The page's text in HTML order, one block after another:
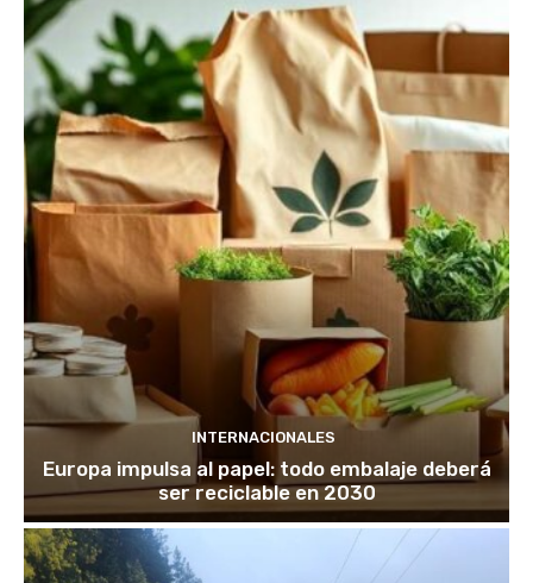
INTERNACIONALES
Europa impulsa al papel: todo embalaje deberá
ser reciclable en 2030